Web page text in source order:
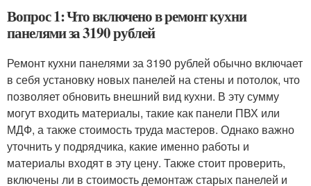
Вопрос 1: Что включено в ремонт кухни
панелями за 3190 рублей
Ремонт кухни панелями за 3190 рублей обычно включает
в себя установку новых панелей на стены и потолок, что
позволяет обновить внешний вид кухни. В эту сумму
могут входить материалы, такие как панели ПВХ или
МДФ, а также стоимость труда мастеров. Однако важно
уточнить у подрядчика, какие именно работы и
материалы входят в эту цену. Также стоит проверить,
включены ли в стоимость демонтаж старых панелей и